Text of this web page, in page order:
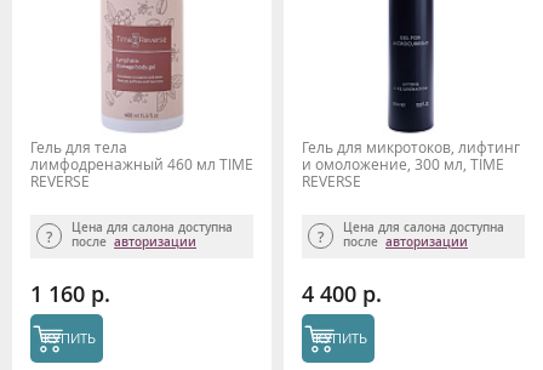
Гель для тела
лимфодренажный 460 мл TIME
REVERSE
Цена для салона доступна
после авторизации
1 160 р.
КУПИТЬ
Гель для микротоков, лифтинг
и омоложение, 300 мл, TIME
REVERSE
Цена для салона доступна
после авторизации
4 400 р.
КУПИТЬ